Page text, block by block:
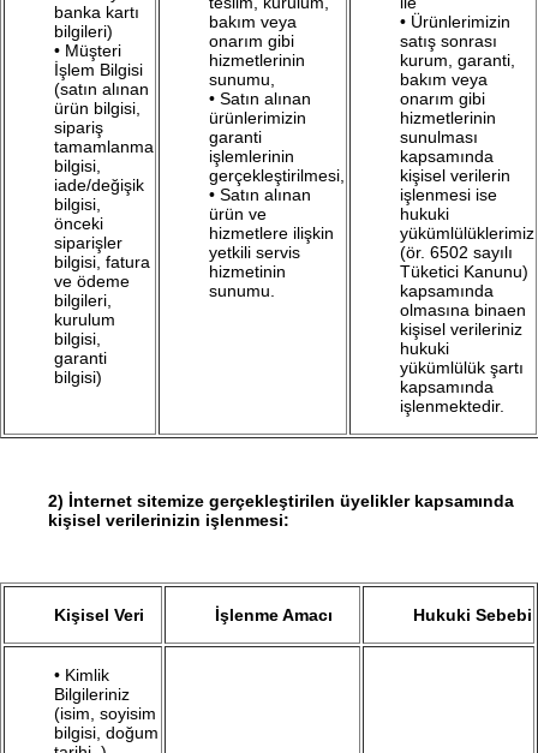
banka kartı
bilgileri)
• Müşteri
İşlem Bilgisi
(satın alınan
ürün bilgisi,
sipariş
tamamlanma
bilgisi,
iade/değişik
bilgisi,
önceki
siparişler
bilgisi, fatura
ve ödeme
bilgileri,
kurulum
bilgisi,
garanti
bilgisi)
bakım veya
onarım gibi
hizmetlerinin
sunumu,
• Satın alınan
ürünlerimizin
garanti
işlemlerinin
gerçekleştirilmesi,
• Satın alınan
ürün ve
hizmetlere ilişkin
yetkili servis
hizmetinin
sunumu.
• Ürünlerimizin
satış sonrası
kurum, garanti,
bakım veya
onarım gibi
hizmetlerinin
sunulması
kapsamında
kişisel verilerin
işlenmesi ise
hukuki
yükümlülüklerimiz
(ör. 6502 sayılı
Tüketici Kanunu)
kapsamında
olmasına binaen
kişisel verileriniz
hukuki
yükümlülük şartı
kapsamında
işlenmektedir.
2) İnternet sitemize gerçekleştirilen üyelikler kapsamında
kişisel verilerinizin işlenmesi:
Kişisel Veri İşlenme Amacı Hukuki Sebebi
• Kimlik
Bilgileriniz
(isim, soyisim
bilgisi, doğum